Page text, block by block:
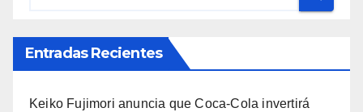
Entradas Recientes
Keiko Fujimori anuncia que Coca-Cola invertirá